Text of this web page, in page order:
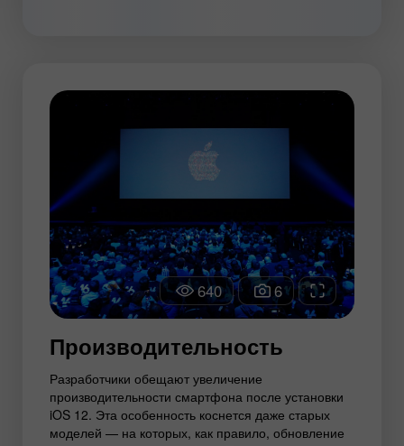
640 6
Производительность
Разработчики обещают увеличение
производительности смартфона после установки
iOS 12. Эта особенность коснется даже старых
моделей — на которых, как правило, обновление